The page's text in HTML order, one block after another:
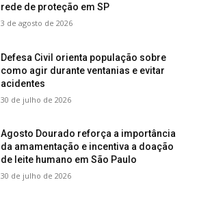
rede de proteção em SP
3 de agosto de 2026
Defesa Civil orienta população sobre
como agir durante ventanias e evitar
acidentes
30 de julho de 2026
Agosto Dourado reforça a importância
da amamentação e incentiva a doação
de leite humano em São Paulo
30 de julho de 2026